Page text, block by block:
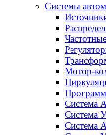
Системы
Мотор-
Система
Система
Система